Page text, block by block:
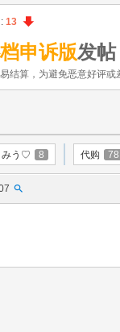
13
申诉版发
结算，为避免恶意好评
みう♡ 8 代购 78